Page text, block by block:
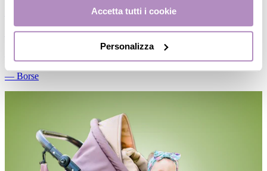
Accetta tutti i cookie
Personalizza
―Gemellari
― Borse